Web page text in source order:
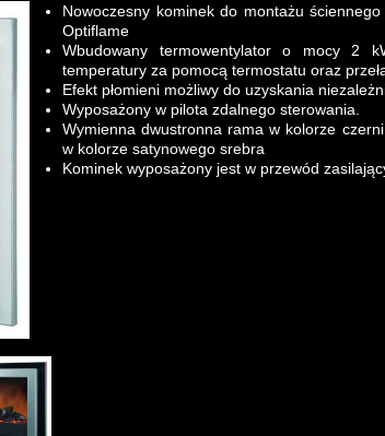
Nowoczesny kominek do montażu
Optiflame
Wbudowany termowentylator o mocy 2
temperatury za pomocą termostatu oraz
Efekt płomieni możliwy do uzyskania
Wyposażony w pilota zdalnego sterowania.
Wymienna dwustronna rama w kolorze
w kolorze satynowego srebra
Kominek wyposażony jest w przewód